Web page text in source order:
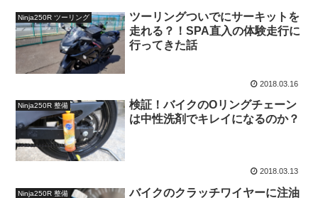
Ninja250R ツーリング
ツーリングついでにサーキットを
走れる？！SPA直入の体験走行に
行ってきた話
2018.03.16
Ninja250R 整備
検証！バイクのOリングチェーン
は中性洗剤でキレイになるのか？
2018.03.13
Ninja250R 整備
バイクのクラッチワイヤーに注油